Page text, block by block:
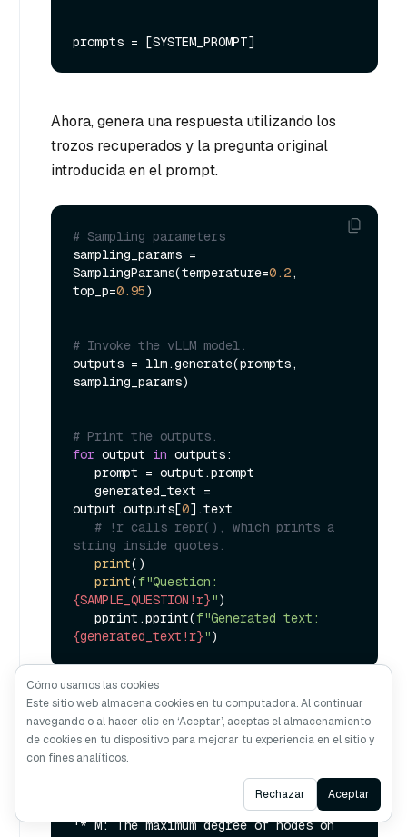
Ahora, genera una respuesta utilizando los
trozos recuperados y la pregunta original
introducida en el prompt.
# Sampling parameters
sampling_params =
SamplingParams(temperature=0.2,
top_p=0.95)
# Invoke the vLLM model.
outputs = llm.generate(prompts,
sampling_params)
# Print the outputs.
for output in outputs:
output.outputs[0].text
# !r calls repr(), which prints a
string inside quotes.
print()
print(
{SAMPLE_QUESTION!r}")
   pprint.pprint(
{generated_text!r}"
Question: 'What do the parameters for
HNSW MEAN!?'
for HNSW (Hiera(rchical Navigable Small
'* M: The maximum degree of nodes on
Ask AI
Cómo usamos las cookies
Este sitio web almacena cookies en tu computadora. Al continuar
navegando o al hacer clic en ‘Aceptar’, aceptas el almacenamiento
de cookies en tu dispositivo para mejorar tu experiencia en el sitio y
con fines analíticos.
Rechazar Aceptar